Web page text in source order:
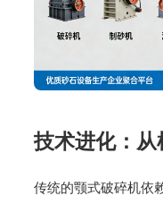
技术进化：从
传统的颚式破碎机依